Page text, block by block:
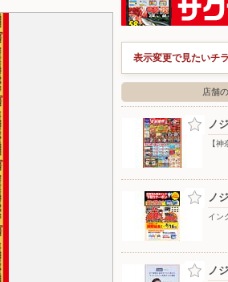
表示変更で見たいチ
店舗
ノ
【
ノ
イン
ノ